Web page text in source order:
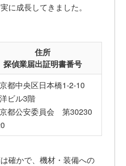
に成長してきました。
住所
探偵業届出証明書番号
都中央区日本橋1-2-10
ビル3階
都公安委員会 第30230
確かで、機材・装備への